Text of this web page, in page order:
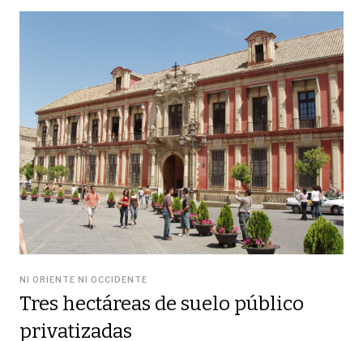
NI ORIENTE NI OCCIDENTE
Tres hectáreas de suelo público
privatizadas